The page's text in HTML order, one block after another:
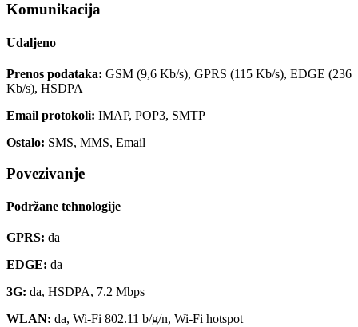
Komunikacija
Udaljeno
Prenos podataka: GSM (9,6 Kb/s), GPRS (115 Kb/s), EDGE (236
Kb/s), HSDPA
Email protokoli: IMAP, POP3, SMTP
Ostalo: SMS, MMS, Email
Povezivanje
Podržane tehnologije
GPRS: da
EDGE: da
3G: da, HSDPA, 7.2 Mbps
WLAN: da, Wi-Fi 802.11 b/g/n, Wi-Fi hotspot